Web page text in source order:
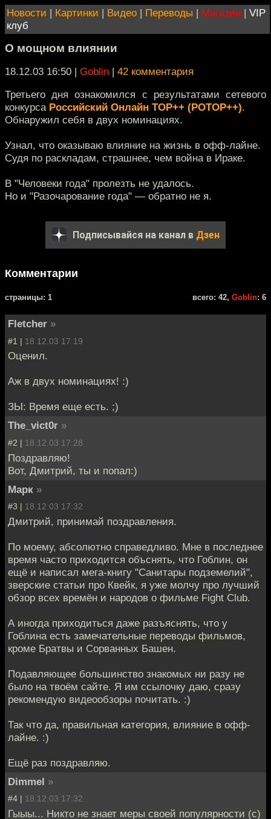
Новости | Картинки | Видео | Переводы | Магазин | VIP
клуб
О мощном влиянии
18.12.03 16:50 | Goblin | 42 комментария
Третьего дня ознакомился с результатами сетевого
конкурса Российский Онлайн ТОР++ (РОТОР++).
Обнаружил себя в двух номинациях.
Узнал, что оказываю влияние на жизнь в офф-лайне.
Судя по раскладам, страшнее, чем война в Ираке.
В "Человеки года" пролезть не удалось.
Но и "Разочарование года" — обратно не я.
Подписывайся на канал в Дзен
Комментарии
cтраницы: 1 всего: 42, Goblin: 6
Fletcher »
#1 | 18.12.03 17:19
Оценил.
Аж в двух номинациях! :)
ЗЫ: Время еще есть. ;)
The_vict0r »
#2 | 18.12.03 17:28
Поздравляю!
Вот, Дмитрий, ты и попал:)
Марк »
#3 | 18.12.03 17:32
Дмитрий, принимай поздравления.
По моему, абсолютно справедливо. Мне в последнее
время часто приходится объснять, что Гоблин, он
ещё и написал мега-книгу "Санитары подземелий",
зверские статьи про Квейк, я уже молчу про лучший
обзор всех времён и народов о фильме Fight Club.
А иногда приходиться даже разъяснять, что у
Гоблина есть замечательные переводы фильмов,
кроме Братвы и Сорванных Башен.
Подавляющее большинство знакомых ни разу не
было на твоём сайте. Я им ссылочку даю, сразу
рекомендую видеообзоры почитать. :)
Так что да, правильная категория, влияние в офф-
лайне. :)
Ещё раз поздравляю.
Dimmel »
#4 | 18.12.03 17:32
Гыыы... Никто не знает меры своей популярности (с)